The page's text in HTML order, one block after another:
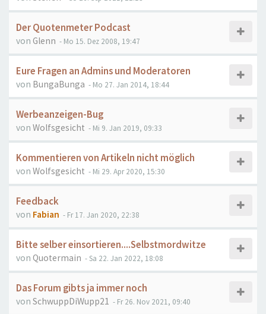
Der Quotenmeter Podcast
von Glenn - Mo 15. Dez 2008, 19:47
Eure Fragen an Admins und Moderatoren
von BungaBunga - Mo 27. Jan 2014, 18:44
Werbeanzeigen-Bug
von Wolfsgesicht - Mi 9. Jan 2019, 09:33
Kommentieren von Artikeln nicht möglich
von Wolfsgesicht - Mi 29. Apr 2020, 15:30
Feedback
von Fabian - Fr 17. Jan 2020, 22:38
Bitte selber einsortieren....Selbstmordwitze
von Quotermain - Sa 22. Jan 2022, 18:08
Das Forum gibts ja immer noch
von SchwuppDiWupp21 - Fr 26. Nov 2021, 09:40